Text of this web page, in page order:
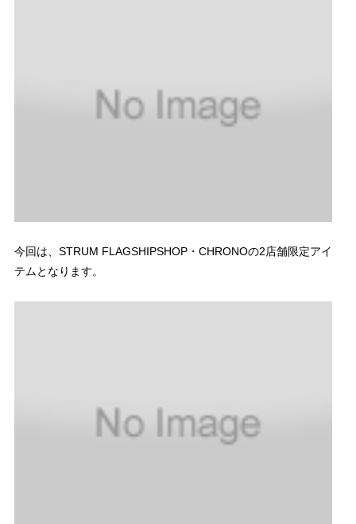
今回は、STRUM FLAGSHIPSHOP・CHRONOの2店舗限定アイ
テムとなります。